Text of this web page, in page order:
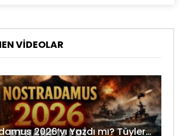
VİDEOLAR
Nostradamus 2026’yı Yazdı mı? Tüyler Ürperten Kehanetler